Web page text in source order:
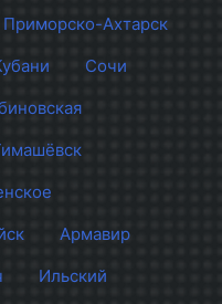
Приморско-Ахтарск
Сочи
Армавир
Ильский